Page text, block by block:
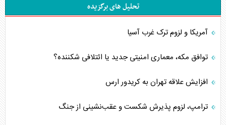
تحلیل های برگزیده
آمریکا و لزوم ترک غرب آسیا
توافق مکه، معماری امنیتی جدید یا ائتلافی شکننده؟
افزایش علاقه تهران به کریدور ارس
ترامپ، لزوم پذیرش شکست و عقب‌نشینی از جنگ